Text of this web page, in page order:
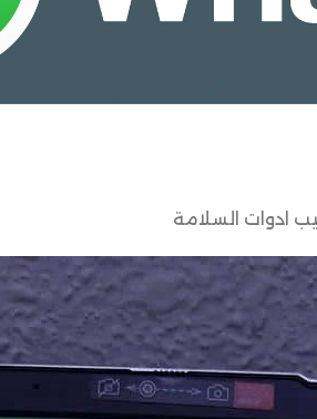
ادوات السلامة